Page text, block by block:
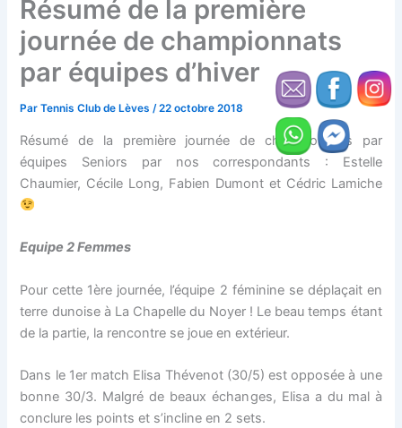
Résumé de la première
journée de championnats
par équipes d’hiver
ParTennis Club de Lèves/22 octobre 2018
Résumé de la première journée de championnats par
équipes Seniors par nos correspondants : Estelle
Chaumier, Cécile Long, Fabien Dumont et Cédric Lamiche
Equipe 2 Femmes
Pour cette 1ère journée, l’équipe 2 féminine se déplaçait en
terre dunoise à La Chapelle du Noyer ! Le beau temps étant
de la partie, la rencontre se joue en extérieur.
Dans le 1er match Elisa Thévenot (30/5) est opposée à une
bonne 30/3. Malgré de beaux échanges, Elisa a du mal à
conclure les points et s’incline en 2 sets.